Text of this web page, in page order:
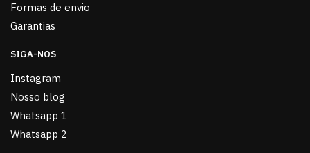
Formas de envio
Garantias
SIGA-NOS
Instagram
Nosso blog
Whatsapp 1
Whatsapp 2